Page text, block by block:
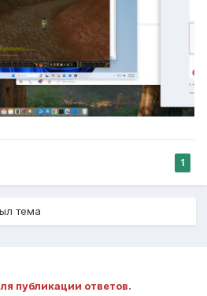
1
тема
публикации ответов.